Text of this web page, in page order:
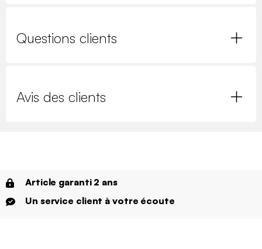
Questions clients
Avis des clients
Article garanti 2 ans
Un service client à votre écoute